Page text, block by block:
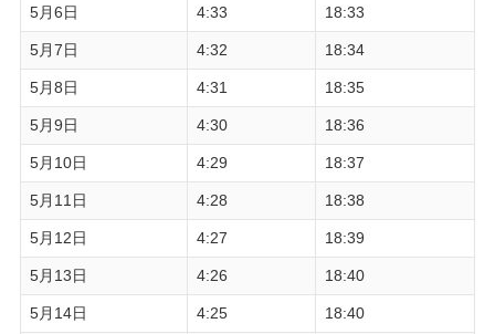
5月6日 4:33 18:33
5月7日 4:32 18:34
5月8日 4:31 18:35
5月9日 4:30 18:36
5月10日 4:29 18:37
5月11日 4:28 18:38
5月12日 4:27 18:39
5月13日 4:26 18:40
5月14日 4:25 18:40